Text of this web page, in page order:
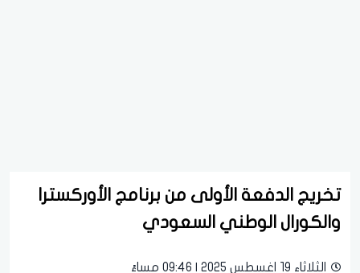
تخريج الدفعة الأولى من برنامج الأوركسترا
والكورال الوطني السعودي
الثلاثاء 19 اغسطس 2025 | 09:46 مساءً